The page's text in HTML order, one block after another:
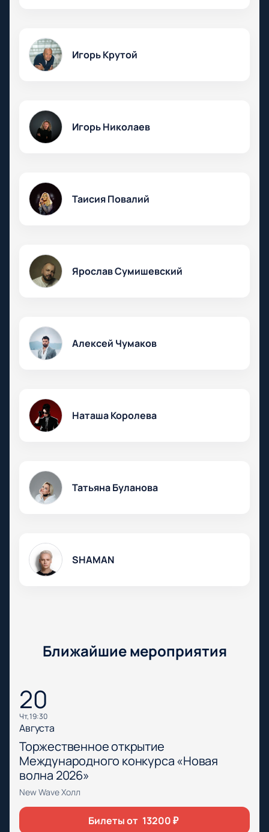
Игорь Крутой
Игорь Николаев
Таисия Повалий
Ярослав Сумишевский
Алексей Чумаков
Наташа Королева
Татьяна Буланова
SHAMAN
Ближайшие мероприятия
20
чт, 19:30
Августа
Торжественное открытие
Международного конкурса «Новая
волна 2026»
New Wave Холл
Билеты от 13200₽